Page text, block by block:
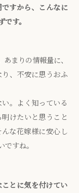
すから、こんなに
す。
まりの情報量に、
、不安に思うおふ
。よく知っている
けたいと思うこと
な花嫁様に安心し
すね。
とに気を付けてい